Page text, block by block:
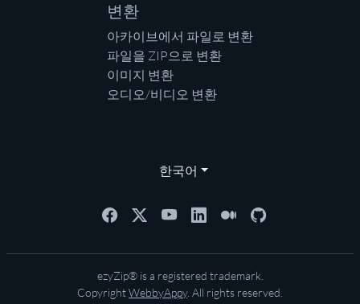
변환
아카이브에서 파일로 변환
파일을 ZIP으로 변환
이미지 변환
오디오/비디오 변환
한국어
ezyZip® is a registered trademark.
CopyrightWebbyAppy. All rights reserved.